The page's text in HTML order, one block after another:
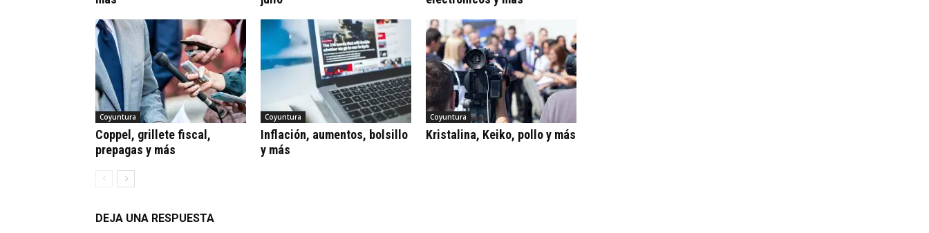
Coyuntura
Coppel, grillete fiscal,
prepagas y más
Coyuntura
Inflación, aumentos, bolsillo
y más
Coyuntura
Kristalina, Keiko, pollo y más
DEJA UNA RESPUESTA